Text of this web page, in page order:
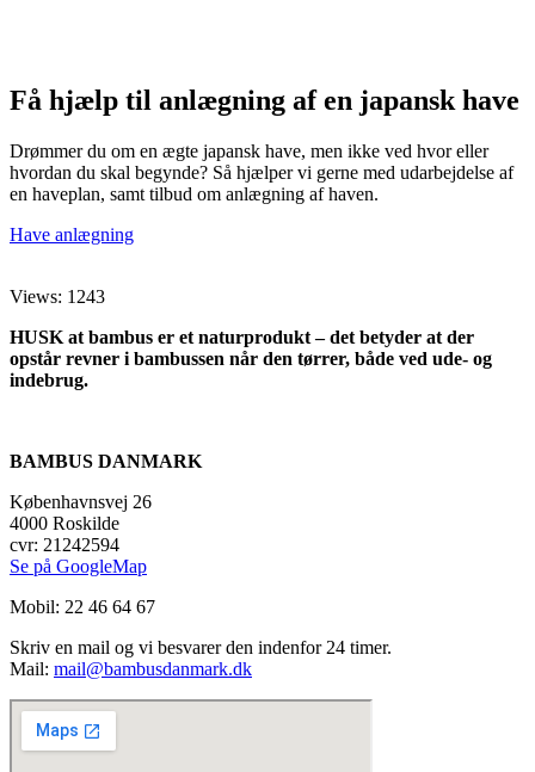
Få hjælp til anlægning af en japansk have
Drømmer du om en ægte japansk have, men ikke ved hvor eller
hvordan du skal begynde? Så hjælper vi gerne med udarbejdelse af
en haveplan, samt tilbud om anlægning af haven.
Have anlægning
Views: 1243
HUSK at bambus er et naturprodukt – det betyder at der
opstår revner i bambussen når den tørrer, både ved ude- og
indebrug.
BAMBUS DANMARK
Københavnsvej 26
4000 Roskilde
cvr: 21242594
Se på GoogleMap
Mobil: 22 46 64 67
Skriv en mail og vi besvarer den indenfor 24 timer.
Mail: mail@bambusdanmark.dk